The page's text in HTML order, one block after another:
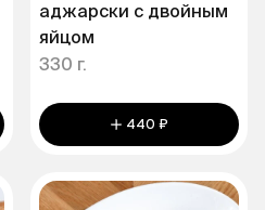
аджарски с двойным
яйцом
330 г.
440 ₽